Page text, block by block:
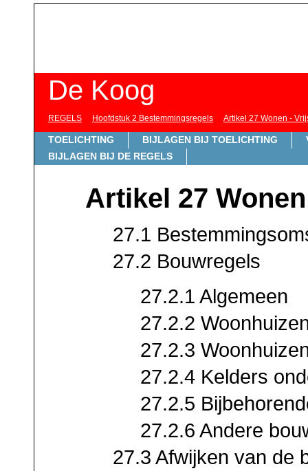
De Koog
REGELS Hoofdstuk 2 Bestemmingsregels Artikel 27 Wonen -
TOELICHTING BIJLAGEN BIJ TOELICHTING
BIJLAGEN BIJ DE REGELS
Artikel 27
27.1
27.2 Bouwregels
27.2.1 Algemeen
27.2.2
27.2.3
27.2.4 Kelders
27.2.5
27.2.6 Andere
27.3 Afwijken van de